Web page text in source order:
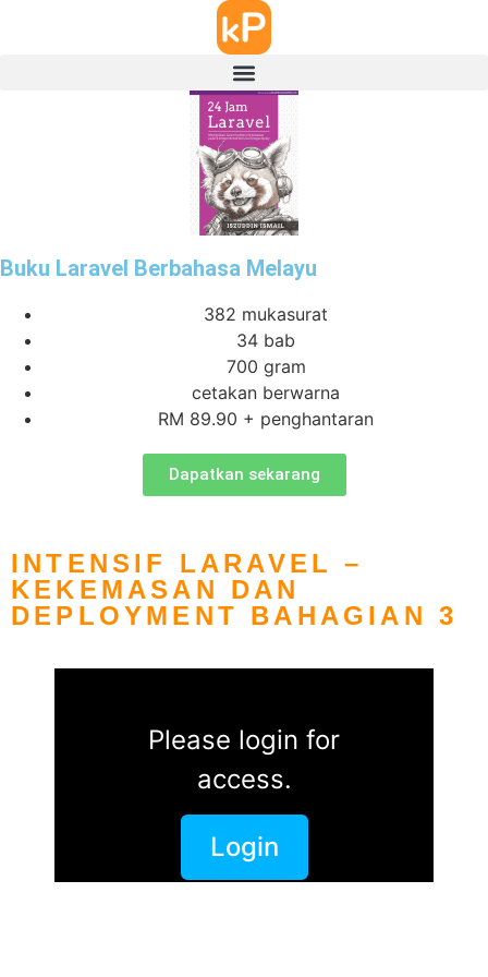
Buku Laravel Berbahasa Melayu
382 mukasurat
34 bab
700 gram
cetakan berwarna
RM 89.90 + penghantaran
Dapatkan sekarang
INTENSIF LARAVEL –
KEKEMASAN DAN
DEPLOYMENT BAHAGIAN 3
Please login for
access.
Login